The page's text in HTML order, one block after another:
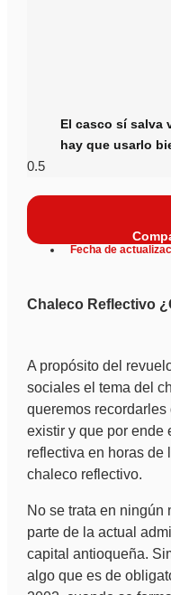
El casco sí salva
hay que usarlo
Fecha de
Chaleco Reflectivo
A propósito del
sociales el tema del
queremos
existir y que por ende
reflectiva en horas de
chaleco reflectivo.
No se trata en ningún
parte de la actual
capital antioqueña.
algo que es de